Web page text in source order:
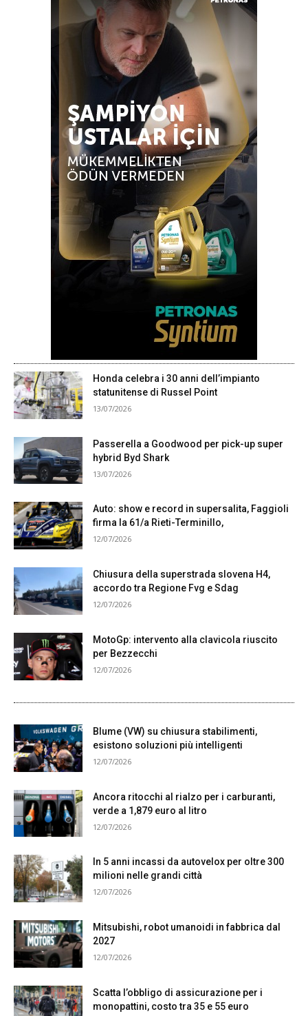
Honda celebra i 30 anni dell’impianto
statunitense di Russel Point
13/07/2026
Passerella a Goodwood per pick-up super
hybrid Byd Shark
13/07/2026
Auto: show e record in supersalita, Faggioli
firma la 61/a Rieti-Terminillo,
12/07/2026
Chiusura della superstrada slovena H4,
accordo tra Regione Fvg e Sdag
12/07/2026
MotoGp: intervento alla clavicola riuscito
per Bezzecchi
12/07/2026
Blume (VW) su chiusura stabilimenti,
esistono soluzioni più intelligenti
12/07/2026
Ancora ritocchi al rialzo per i carburanti,
verde a 1,879 euro al litro
12/07/2026
In 5 anni incassi da autovelox per oltre 300
milioni nelle grandi città
12/07/2026
Mitsubishi, robot umanoidi in fabbrica dal
2027
12/07/2026
Scatta l’obbligo di assicurazione per i
monopattini, costo tra 35 e 55 euro